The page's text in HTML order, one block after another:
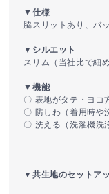
▼仕様
脇スリットあり、バ
▼シルエット
スリム（当社比で細
▼機能
〇 表地がタテ・ヨコ
〇 防しわ（着用時や
〇 洗える（洗濯機洗
▼共生地のセットア